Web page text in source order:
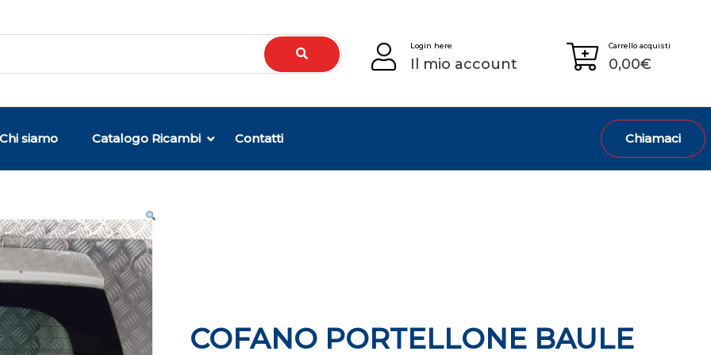
Login here
Il mio account
Carrello acquisti
0,00€
Chi siamo Catalogo Ricambi Contatti Chiamaci
COFANO PORTELLONE BAULE